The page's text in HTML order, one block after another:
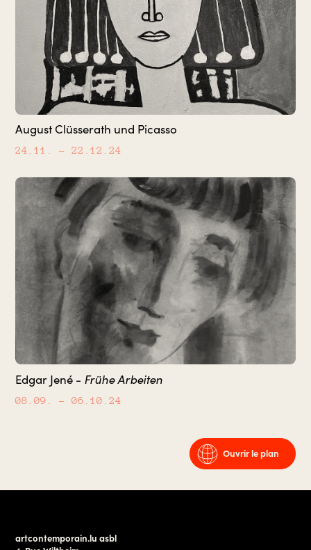
August Clüsserath und Picasso
24.11. – 22.12.24
Edgar Jené - Frühe Arbeiten
08.09. – 06.10.24
Ouvrir le plan
artcontemporain.lu asbl